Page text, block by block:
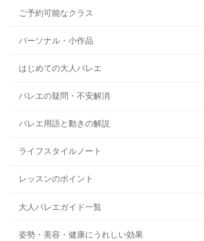
ご予約可能なクラス
パーソナル・小作品
はじめての大人バレエ
バレエの疑問・不安解消
バレエ用語と動きの解説
ライフスタイルノート
レッスンのポイント
大人バレエガイド一覧
姿勢・美容・健康にうれしい効果